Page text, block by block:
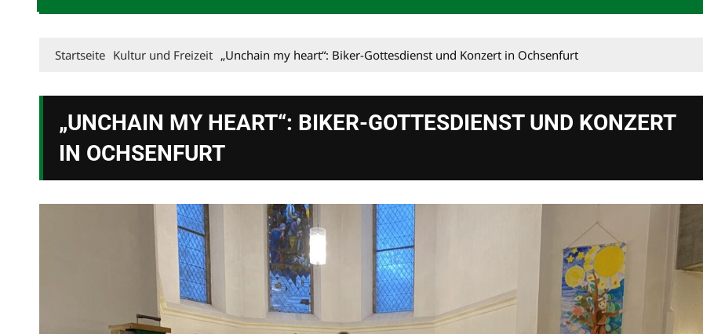
Startseite Kultur und Freizeit „Unchain my heart“: Biker-Gottesdienst und Konzert in Ochsenfurt
„UNCHAIN MY HEART“: BIKER-GOTTESDIENST UND KONZERT
IN OCHSENFURT